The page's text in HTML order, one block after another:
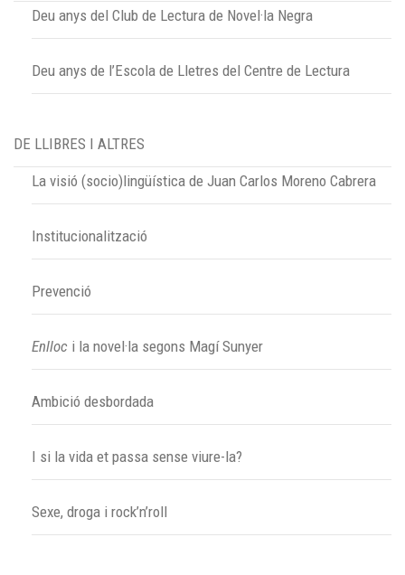
Deu anys del Club de Lectura de Novel·la Negra
Deu anys de l’Escola de Lletres del Centre de Lectura
DE LLIBRES I ALTRES
La visió (socio)lingüística de Juan Carlos Moreno Cabrera
Institucionalització
Prevenció
Enlloc i la novel·la segons Magí Sunyer
Ambició desbordada
I si la vida et passa sense viure-la?
Sexe, droga i rock’n’roll